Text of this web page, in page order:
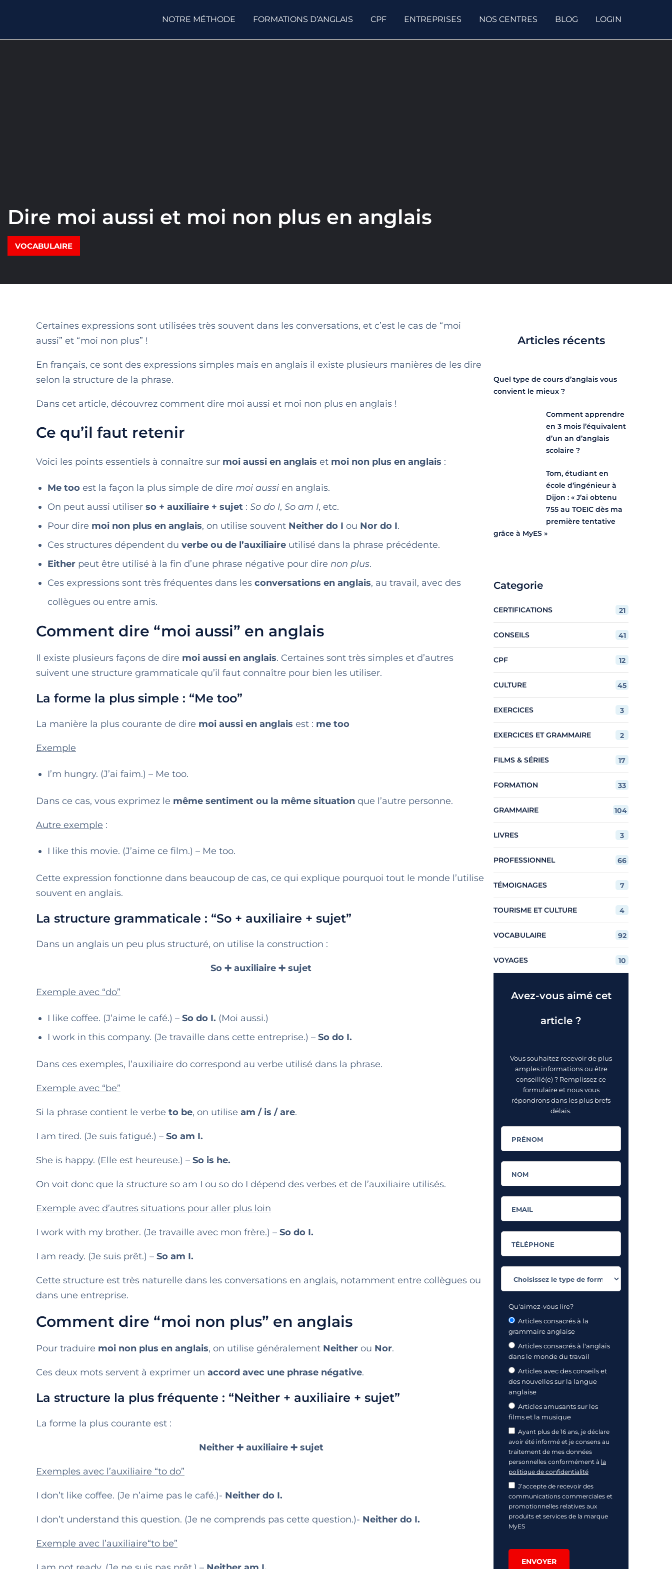
NOTRE MÉTHODE FORMATIONS D’ANGLAIS CPF ENTREPRISES NOS CENTRES BLOG LOGIN
Dire moi aussi et moi non plus en anglais
VOCABULAIRE
Certaines expressions sont utilisées très souvent dans les conversations, et c’est le cas de “moi
aussi” et “moi non plus” !
En français, ce sont des expressions simples mais en anglais il existe plusieurs manières de les dire
selon la structure de la phrase.
Dans cet article, découvrez comment dire moi aussi et moi non plus en anglais !
Ce qu’il faut retenir
Voici les points essentiels à connaître sur moi aussi en anglais et moi non plus en anglais :
Me too est la façon la plus simple de dire moi aussi en anglais.
On peut aussi utiliserso + auxiliaire + sujet :So do I,So am I, etc.
Pour dire moi non plus en anglais, on utilise souvent Neither do I ou Nor do I.
Ces structures dépendent duverbe ou de l’auxiliaire utilisé dans la phrase précédente.
Either peut être utilisé à la fin d’une phrase négative pour dire non plus.
Ces expressions sont très fréquentes dans lesconversations en anglais, au travail, avec des
collègues ou entre amis.
Comment dire “moi aussi” en anglais
Il existe plusieurs façons de dire moi aussi en anglais. Certaines sont très simples et d’autres
suivent une structure grammaticale qu’il faut connaître pour bien les utiliser.
La forme la plus simple : “Me too”
La manière la plus courante de dire moi aussi en anglais est : me too
Exemple
I’m hungry. (J’ai faim.) – Me too.
Dans ce cas, vous exprimez le même sentiment ou la même situation que l’autre personne.
Autre exemple :
I like this movie. (J’aime ce film.) – Me too.
Cette expression fonctionne dans beaucoup de cas, ce qui explique pourquoi tout le monde l’utilise
souvent en anglais.
La structure grammaticale : “So + auxiliaire + sujet”
Dans un anglais un peu plus structuré, on utilise la construction :
So ➕ auxiliaire ➕ sujet
Exemple avec “do”
I like coffee. (J’aime le café.) –So do I. (Moi aussi.)
I work in this company. (Je travaille dans cette entreprise.) –So do I.
Dans ces exemples, l’auxiliaire do correspond au verbe utilisé dans la phrase.
Exemple avec “be”
Si la phrase contient le verbe to be, on utilise am / is / are.
I am tired. (Je suis fatigué.) – So am I.
She is happy. (Elle est heureuse.) – So is he.
On voit donc que la structure so am I ou so do I dépend des verbes et de l’auxiliaire utilisés.
Exemple avec d’autres situations pour aller plus loin
I work with my brother. (Je travaille avec mon frère.) – So do I.
I am ready. (Je suis prêt.) – So am I.
Cette structure est très naturelle dans les conversations en anglais, notamment entre collègues ou
dans une entreprise.
Comment dire “moi non plus” en anglais
Pour traduire moi non plus en anglais, on utilise généralement Neither ou Nor.
Ces deux mots servent à exprimer un accord avec une phrase négative.
La structure la plus fréquente : “Neither + auxiliaire + sujet”
La forme la plus courante est :
Neither ➕ auxiliaire ➕ sujet
Exemples avec l’auxiliaire “to do”
I don’t like coffee. (Je n’aime pas le café.)- Neither do I.
I don’t understand this question. (Je ne comprends pas cette question.)- Neither do I.
Exemple avec l’auxiliaire“to be”
Articles récents
Quel type de cours d’anglais vous
convient le mieux ?
Comment apprendre
en 3 mois l’équivalent
d’un an d’anglais
scolaire ?
Tom, étudiant en
école d’ingénieur à
Dijon : « J’ai obtenu
755 au TOEIC dès ma
première tentative
grâce à MyES »
Categorie
CERTIFICATIONS 21
CONSEILS 41
CPF 12
CULTURE 45
EXERCICES 3
EXERCICES ET GRAMMAIRE 2
FILMS & SÉRIES 17
FORMATION 33
GRAMMAIRE 104
LIVRES 3
PROFESSIONNEL 66
TÉMOIGNAGES 7
TOURISME ET CULTURE 4
VOCABULAIRE 92
VOYAGES 10
Avez-vous aimé cet
article ?
Vous souhaitez recevoir de plus
amples informations ou être
conseillé(e) ? Remplissez ce
formulaire et nous vous
répondrons dans les plus brefs
délais.
Qu'aimez-vous lire?
Articles consacrés à la
grammaire anglaise
Articles consacrés à l'anglais
dans le monde du travail
Articles avec des conseils et
des nouvelles sur la langue
anglaise
Articles amusants sur les
films et la musique
Ayant plus de 16 ans, je déclare
avoir été informé et je consens au
traitement de mes données
personnelles conformément à la
politique de confidentialité
J’accepte de recevoir des
communications commerciales et
promotionnelles relatives aux
produits et services de la marque
MyES
ENVOYER